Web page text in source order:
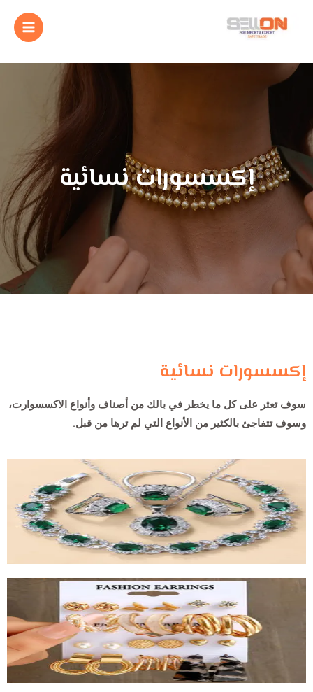
إكسسورات نسائية
إكسسورات نسائية
سوف تعثر على كل ما يخطر في بالك من أصناف وأنواع الاكسسوارت،
وسوف تتفاجئ بالكثير من الأنواع التي لم ترها من قبل.